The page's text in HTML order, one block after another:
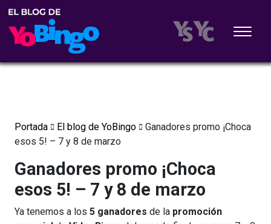
Portada El blog de YoBingo
Ganadores promo ¡Choca
esos 5! – 7 y 8 de marzo
Ganadores promo ¡Choca
esos 5! – 7 y 8 de marzo
Ya tenemos a los 5 ganadores de la promoción